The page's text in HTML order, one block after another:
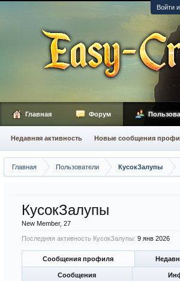
Войти
Главная Пользователи КусокЗалупы
КусокЗалупы
New Member, 27
Последняя активность КусокЗалупы: 9 янв 2026
Сообщения профиля
Сообщения
Главная Форум
Недавняя активность Новые сообщения